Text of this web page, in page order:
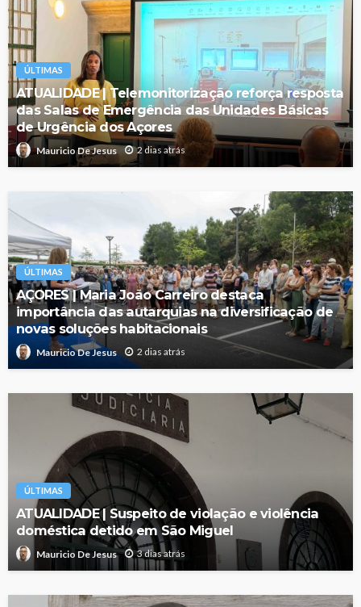
ÚLTIMAS
ATUALIDADE | Telemonitorização reforça resposta
das Salas de Emergência das Unidades Básicas
de Urgência dos Açores
Mauricio De Jesus 2 dias atrás
ÚLTIMAS
AÇORES | Maria João Carreiro destaca
importância das autarquias na diversificação de
novas soluções habitacionais
Mauricio De Jesus 2 dias atrás
ÚLTIMAS
ATUALIDADE | Suspeito de violação e violência
doméstica detido em São Miguel
Mauricio De Jesus 3 dias atrás